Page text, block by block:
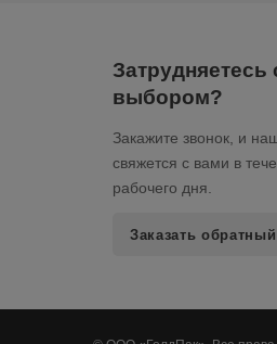
Затрудняетесь
выбором?
Закажите звонок, и
свяжется с вами в
рабочего дня.
Заказать